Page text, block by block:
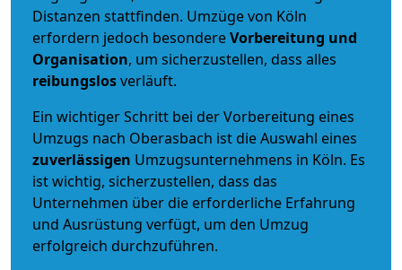
Distanzen stattfinden. Umzüge von Köln
erfordern jedoch besondereVorbereitung und
Organisation, um sicherzustellen, dass alles
reibungslosverläuft.
Ein wichtiger Schritt bei der Vorbereitung eines
Umzugs nach Oberasbach ist die Auswahl eines
zuverlässigen Umzugsunternehmens in Köln. Es
ist wichtig, sicherzustellen, dass das
Unternehmen über die erforderliche Erfahrung
und Ausrüstung verfügt, um den Umzug
erfolgreich durchzuführen.